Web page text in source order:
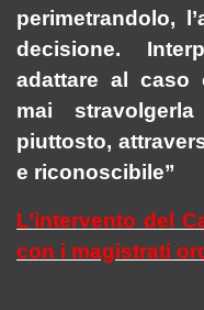
perimetrandolo,
decisione.
adattare al caso
mai
piuttosto,
e riconoscibile”
L’intervento del
con i magistrati